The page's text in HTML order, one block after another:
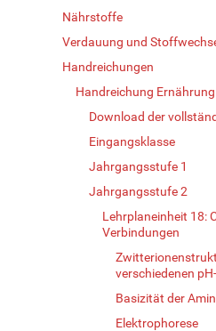
Nährstoffe
Verdauung und
Handreichungen
Handreichung
Download der
Eingangsklasse
Jahrgangsstufe 1
Jahrgangsstufe 2
Lehrplaneinheit 18:
Verbindungen
verschiedenen
Basizität der
Elektrophorese